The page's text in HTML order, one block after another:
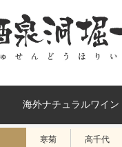
海外ナチュラルワイン
寒菊 高千代